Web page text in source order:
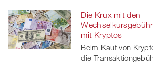
Die Krux mit den
mit Kryptos
Beim Kauf von
die